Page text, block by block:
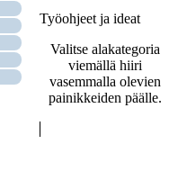
Työohjeet ja ideat
Valitse alakategoria
viemällä hiiri
vasemmalla olevien
painikkeiden päälle.